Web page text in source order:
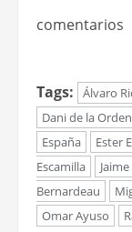
comentarios
Tags: Álvaro
Dani de la Orden
España
Ester
Escamilla
Bernardeau
Omar Ayuso